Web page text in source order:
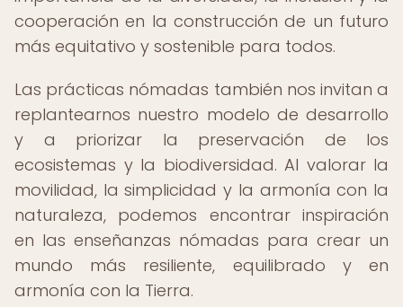
cooperación en la construcción de un futuro
más equitativo y sostenible para todos.
Las prácticas nómadas también nos invitan a
replantearnos nuestro modelo de desarrollo
y a priorizar la preservación de los
ecosistemas y la biodiversidad. Al valorar la
movilidad, la simplicidad y la armonía con la
naturaleza, podemos encontrar inspiración
en las enseñanzas nómadas para crear un
mundo más resiliente, equilibrado y en
armonía con la Tierra.